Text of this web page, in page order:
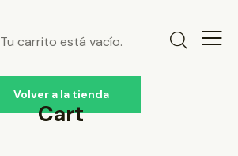
Cart
Tu carrito está vacío.
Volver a la tienda